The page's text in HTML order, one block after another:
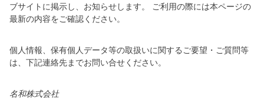
ブサイトに掲示し、お知らせします。 ご利用の際には本ページの
最新の内容をご確認ください。
個人情報、保有個人データ等の取扱いに関するご要望・ご質問等
は、下記連絡先までお問い合せください。
名和株式会社